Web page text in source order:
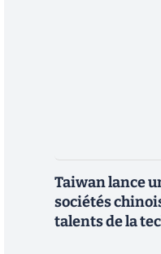
Taiwan lance
sociétés
talents de la